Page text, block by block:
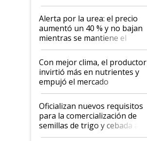
Alerta por la urea: el precio
aumentó un 40 % y no bajan
mientras se mantiene el
conflicto en Medio Oriente
Con mejor clima, el productor
invirtió más en nutrientes y
empujó el mercado
Oficializan nuevos requisitos
para la comercialización de
semillas de trigo y cebada a
granel